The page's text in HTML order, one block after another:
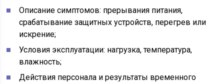
Описание симптомов: прерывания питания,
срабатывание защитных устройств, перегрев или
искрение;
Условия эксплуатации: нагрузка, температура,
влажность;
Действия персонала и результаты временного